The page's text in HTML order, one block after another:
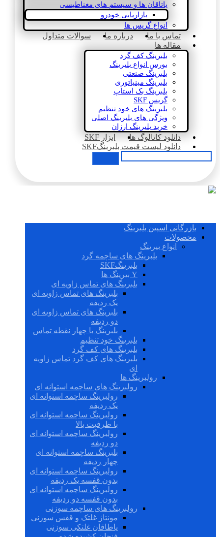
یاتاقان ها و سیستم های مغناطیسی
بازاریابی خودرو
انواع گریس ها
تماس با ما درباره ما
سوالات متداول
مقاله ها
بلبرینگ کف گرد
بورس انواع بلبرینگ
بلبرینگ صنعتی
بلبرینگ مینیاتوری
بلبرینگ بک استاپ
گریس SKF
بلبرینگ های خود تنظیم
ویژگی های بلبرینگ اصلی
خرید بلبرینگ ارزان
دانلود کاتالوگ ها
ابزار SKF
دانلود لیست قیمت بلبرینگSKF
بازرگانی اسپین بلبرینگ
محصولات
انواع بیرینگ
بلبرینگ های ساچمه گرد
بلبرینگSKF
Y بیرینگ ها
بلبرینگ های تماس زاویه ای
بلبرینگ های تماس زاویه ای
یک ردیفه
بلبرینگ های تماس زاویه ای
دو ردیفه
بلبرینگ با چهار نقطه تماس
بلبرینگ خود تنظیم
بلبرینگ های کف گرد
بلبرینگ های کف گرد تماس زاویه
ای
رولبرینگ ها
رولبرینگ های ساچمه استوانه ای
رولبرینگ ساچمه استوانه ای
یک ردیفه
رولبرینگ ساچمه استوانه ای
با ظرفیت بالا
رولبرینگ ساچمه استوانه ای
دو ردیفه
بلبرینگ ساچمه استوانه ای
چهار ردیفه
رولبرینگ ساچمه استوانه ای
بدون قفسه یک ردیفه
رولبرینگ ساچمه استوانه ای
بدون قفسه دو ردیفه
رولبرینگ های ساچمه سوزنی
مونتاژ غلتک و قفس سوزنی
یاطاقان غلتکی سوزنی